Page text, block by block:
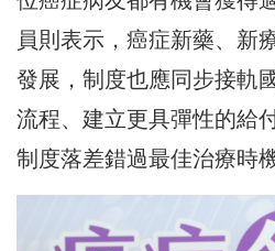
員則表示，癌症新藥、新
發展，制度也應同步接軌
流程、建立更具彈性的給
制度落差錯過最佳治療時機